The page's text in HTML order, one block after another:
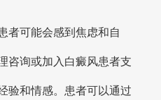
可能会感到焦虑和自
咨询或加入白癜风患者支
验和情感。患者可以通过